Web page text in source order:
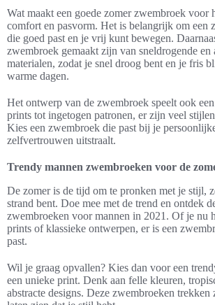
Wat maakt een goede zomer zwembroek voor
comfort en pasvorm. Het is belangrijk om een
die goed past en je vrij kunt bewegen.
zwembroek gemaakt zijn van sneldrogende en
materialen, zodat je snel droog bent en je fris
warme dagen.
Het ontwerp van de zwembroek speelt ook
prints tot ingetogen patronen, er zijn veel
Kies een zwembroek die past bij je
zelfvertrouwen uitstraalt.
Trendy mannen zwembroeken voor de
De zomer is de tijd om te pronken met je stijl,
strand bent. Doe mee met de trend en ontdek
zwembroeken voor mannen in 2021. Of je nu
prints of klassieke ontwerpen, er is een
past.
Wil je graag opvallen? Kies dan voor een
een unieke print. Denk aan felle kleuren,
abstracte designs. Deze zwembroeken trekken